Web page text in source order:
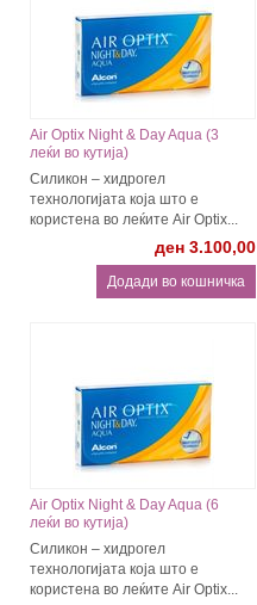
Air Optix Night & Day Aqua (3
леќи во кутија)
Силикон – хидрогел
технологијата која што е
користена во леќите Air Optix...
ден 3.100,00
Air Optix Night & Day Aqua (6
леќи во кутија)
Силикон – хидрогел
технологијата која што е
користена во леќите Air Optix...